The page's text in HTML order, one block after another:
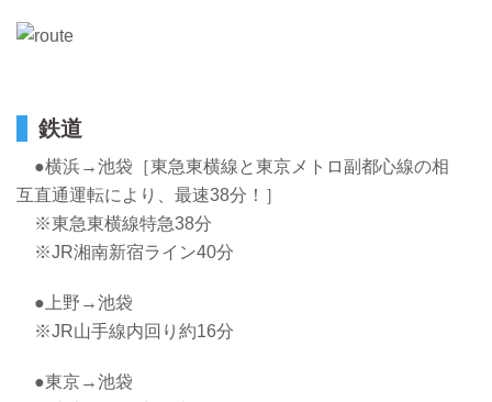
鉄道
●横浜→池袋［東急東横線と東京メトロ副都心線の相
互直通運転により、最速38分！］
※東急東横線特急38分
※JR湘南新宿ライン40分
●上野→池袋
※JR山手線内回り約16分
●東京→池袋